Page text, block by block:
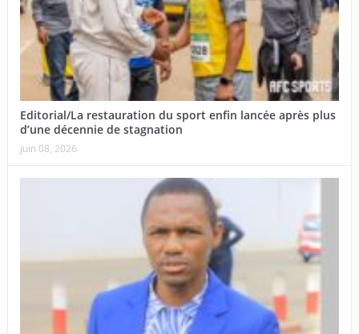
Editorial/La restauration du sport enfin lancée après plus
d’une décennie de stagnation
juin 08, 2026